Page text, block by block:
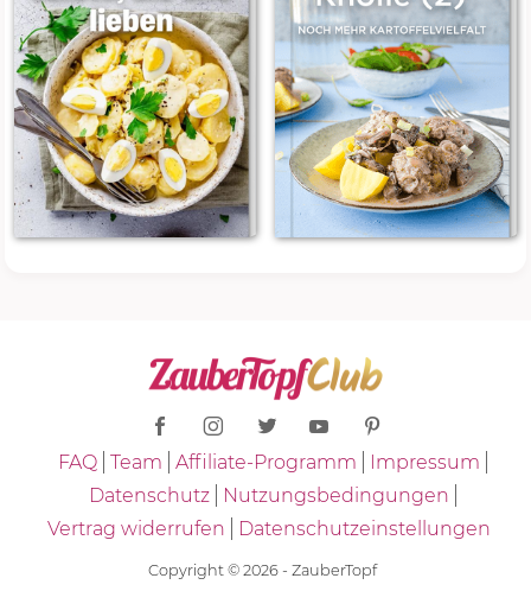
FAQ Team Affiliate-Programm
Impressum
Datenschutz
Nutzungsbedingungen
Vertrag widerrufen
Datenschutzeinstellungen
Copyright © 2026 - ZauberTopf